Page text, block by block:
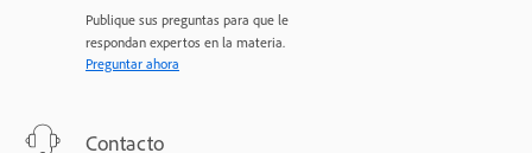
Publique sus preguntas para que le
respondan expertos en la materia.
Preguntar ahora
Contacto